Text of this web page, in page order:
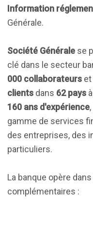
Information
Générale.
Société Générale se
clé dans le secteur
000 collaborateurs
clients dans 62 pays
160 ans d'expérience
gamme de services
des entreprises, des
particuliers.
La banque opère
complémentaires :